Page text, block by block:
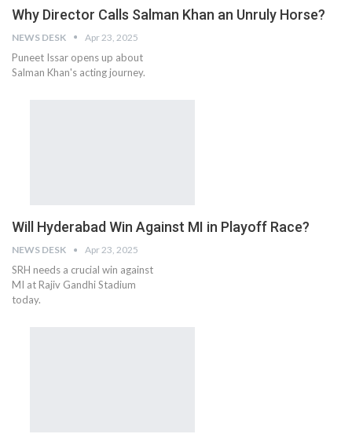
Why Director Calls Salman Khan an Unruly Horse?
NEWS DESK Apr 23, 2025
Puneet Issar opens up about
Salman Khan's acting journey.
Will Hyderabad Win Against MI in Playoff Race?
NEWS DESK Apr 23, 2025
SRH needs a crucial win against
MI at Rajiv Gandhi Stadium
today.